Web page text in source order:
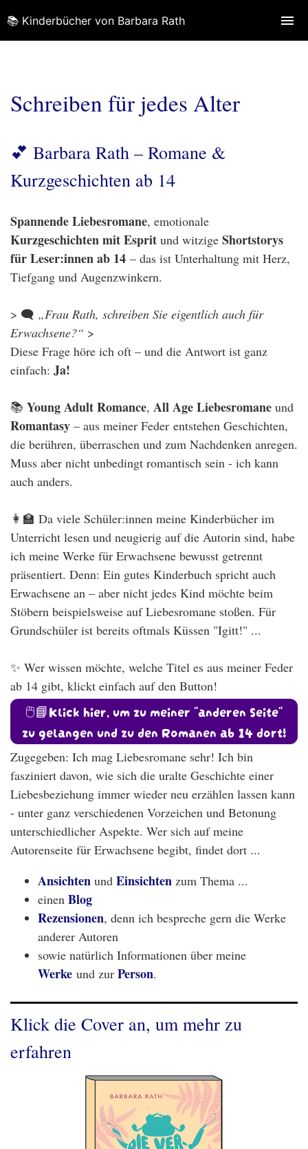
Schreiben für jedes Alter
💕 Barbara Rath – Romane &
Kurzgeschichten ab 14
Spannende Liebesromane, emotionale
Kurzgeschichten mit Esprit und witzige Shortstorys
für Leser:innen ab 14 – das ist Unterhaltung mit Herz,
Tiefgang und Augenzwinkern.
> 🗨️ „Frau Rath, schreiben Sie eigentlich auch für
Erwachsene?“ >
Diese Frage höre ich oft – und die Antwort ist ganz
einfach: Ja!
📚 Young Adult Romance, All Age Liebesromane und
Romantasy – aus meiner Feder entstehen Geschichten,
die berühren, überraschen und zum Nachdenken anregen.
Muss aber nicht unbedingt romantisch sein - ich kann
auch anders.
👩‍🏫 Da viele Schüler:innen meine Kinderbücher im
Unterricht lesen und neugierig auf die Autorin sind, habe
ich meine Werke für Erwachsene bewusst getrennt
präsentiert. Denn: Ein gutes Kinderbuch spricht auch
Erwachsene an – aber nicht jedes Kind möchte beim
Stöbern beispielsweise auf Liebesromane stoßen. Für
Grundschüler ist bereits oftmals Küssen "Igitt!" ...
✨ Wer wissen möchte, welche Titel es aus meiner Feder
ab 14 gibt, klickt einfach auf den Button!
🖱️📘Klick hier, um zu meiner "anderen Seite"
zu gelangen und zu den Romanen ab 14 dort!
Zugegeben: Ich mag Liebesromane sehr! Ich bin
fasziniert davon, wie sich die uralte Geschichte einer
Liebesbeziehung immer wieder neu erzählen lassen kann
- unter ganz verschiedenen Vorzeichen und Betonung
unterschiedlicher Aspekte. Wer sich auf meine
Autorenseite für Erwachsene begibt, findet dort ...
Ansichten und Einsichten zum Thema ...
einen Blog
Rezensionen, denn ich bespreche gern die Werke
anderer Autoren
sowie natürlich Informationen über meine
Werke und zur Person.
Klick die Cover an, um mehr zu
erfahren
📚 Kinderbücher von Barbara Rath